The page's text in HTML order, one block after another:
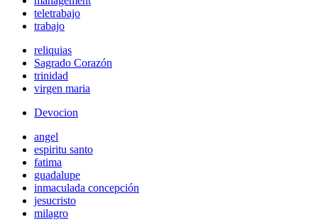
teletrabajo
trabajo
reliquias
Sagrado Corazón
trinidad
virgen maria
Devocion
angel
espiritu santo
fatima
guadalupe
inmaculada concepción
jesucristo
milagro